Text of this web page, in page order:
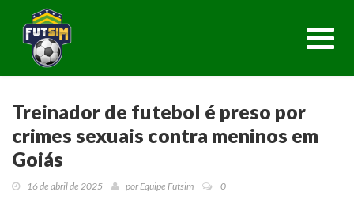
Treinador de futebol é preso por
crimes sexuais contra meninos em
Goiás
16 de abril de 2025 por Equipe Futsim 0